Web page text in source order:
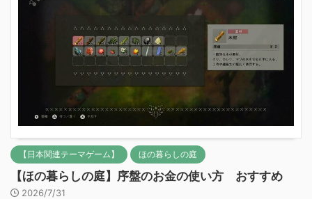
【日本関連テーマゲーム】 ほの暮らしの庭
【ほの暮らしの庭】序盤のお金の使い方 おすすめ
2026/7/31